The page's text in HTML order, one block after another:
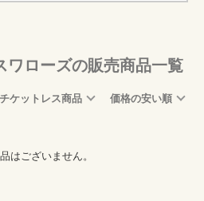
ワローズの販売商品一覧
ケットレス商品 価格の安い順
はございません。